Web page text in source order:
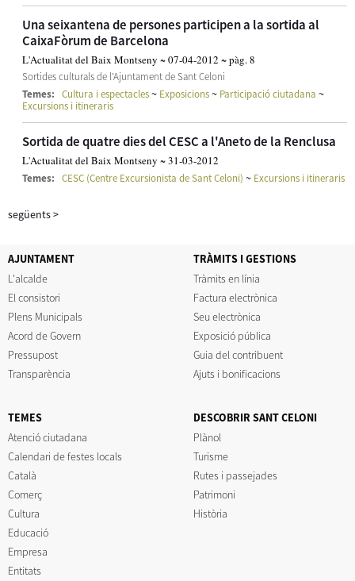
Una seixantena de persones participen a la sortida al
CaixaFòrum de Barcelona
L'Actualitat del Baix Montseny ~ 07-04-2012 ~ pàg. 8
Sortides culturals de l'Ajuntament de Sant Celoni
Temes: Cultura i espectacles~ Exposicions~ Participació ciutadana ~
Excursions i itineraris
Sortida de quatre dies del CESC a l'Aneto de la Renclusa
L'Actualitat del Baix Montseny ~ 31-03-2012
Temes: CESC (Centre Excursionista de Sant Celoni) ~ Excursions i itineraris
següents>
AJUNTAMENT
L'alcalde
El consistori
Plens Municipals
Acord de Govern
Pressupost
Transparència
TRÀMITS I GESTIONS
Tràmits en línia
Factura electrònica
Seu electrònica
Exposició pública
Guia del contribuent
Ajuts i bonificacions
TEMES
Atenció ciutadana
Calendari de festes locals
Català
Comerç
Cultura
Educació
Empresa
Entitats
DESCOBRIR SANT CELONI
Plànol
Turisme
Rutes i passejades
Patrimoni
Història